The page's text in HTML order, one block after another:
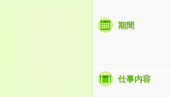
期間
仕事内容